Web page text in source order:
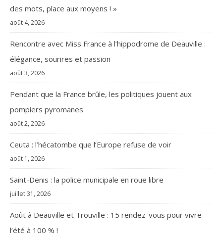
des mots, place aux moyens ! »
août 4, 2026
Rencontre avec Miss France à l’hippodrome de Deauville :
élégance, sourires et passion
août 3, 2026
Pendant que la France brûle, les politiques jouent aux
pompiers pyromanes
août 2, 2026
Ceuta : l’hécatombe que l’Europe refuse de voir
août 1, 2026
Saint-Denis : la police municipale en roue libre
juillet 31, 2026
Août à Deauville et Trouville : 15 rendez-vous pour vivre
l’été à 100 % !